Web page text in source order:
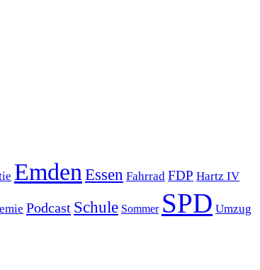
Emden Essen Fahrrad FDP Hartz IV
Podcast Schule Sommer SPD Umzug